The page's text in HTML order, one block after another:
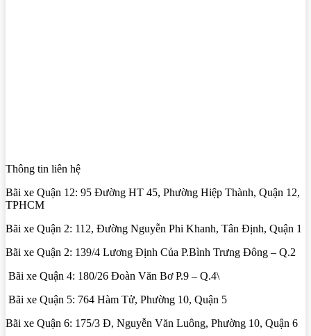
Thông tin liên hệ
Bãi xe Quận 12: 95 Đường HT 45, Phường Hiệp Thành, Quận 12,
TPHCM
Bãi xe Quận 2: 112, Đường Nguyễn Phi Khanh, Tân Định, Quận 1
Bãi xe Quận 2: 139/4 Lương Định Của P.Bình Trưng Đông – Q.2
Bãi xe Quận 4: 180/26 Đoàn Văn Bơ P.9 – Q.4\
Bãi xe Quận 5: 764 Hàm Tử, Phường 10, Quận 5
Bãi xe Quận 6: 175/3 Đ, Nguyễn Văn Luông, Phường 10, Quận 6